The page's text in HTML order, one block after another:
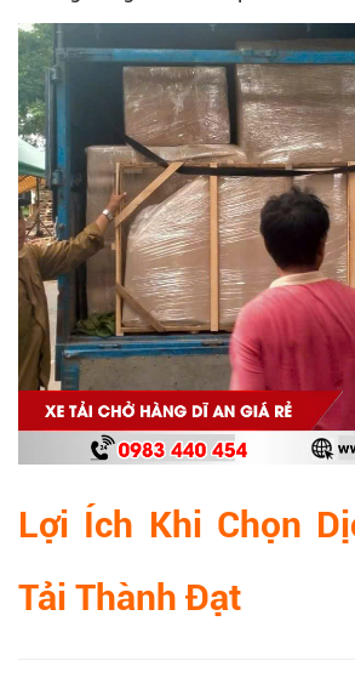
Lợi Ích Khi Chọn
Tải Thành Đạt